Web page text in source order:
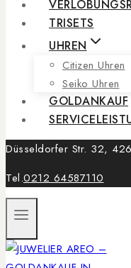
TRISETS
UHREN
Citizen Uhren
Seiko Uhren
GOLDANKAUF
Düsseldorfer Str. 32,
Tel.0212 64587110